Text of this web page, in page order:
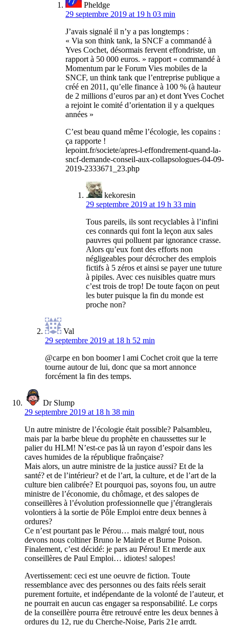
Pheldge
29 septembre 2019 at 19 h 03 min
J’avais signalé il n’y a pas longtemps :
« Via son think tank, la SNCF a commandé à
Yves Cochet, désormais fervent effondriste, un
rapport à 50 000 euros. » rapport « commandé à
Momentum par le Forum Vies mobiles de la
SNCF, un think tank que l’entreprise publique a
créé en 2011, qu’elle finance à 100 % (à hauteur
de 2 millions d’euros par an) et dont Yves Cochet
a rejoint le comité d’orientation il y a quelques
années »
C’est beau quand même l’écologie, les copains :
ça rapporte !
lepoint.fr/societe/apres-l-effondrement-quand-la-
sncf-demande-conseil-aux-collapsologues-04-09-
2019-2333671_23.php
kekoresin
29 septembre 2019 at 19 h 33 min
Tous pareils, ils sont recyclables à l’infini
ces connards qui font la leçon aux sales
pauvres qui polluent par ignorance crasse.
Alors qu’eux font des efforts non
négligeables pour décrocher des emplois
fictifs à 5 zéros et ainsi se payer une tuture
à pipiles. Avec ces nuisibles quatre murs
c’est trois de trop! De toute façon on peut
les buter puisque la fin du monde est
proche non?
Val
29 septembre 2019 at 18 h 52 min
@carpe en bon boomer l ami Cochet croit que la terre
tourne autour de lui, donc que sa mort annonce
forcément la fin des temps.
Dr Slump
29 septembre 2019 at 18 h 38 min
Un autre ministre de l’écologie était possible? Palsambleu,
mais par la barbe bleue du prophète en chaussettes sur le
palier du HLM! N’est-ce pas là un rayon d’espoir dans les
caves humides de la république fraônçaise?
Mais alors, un autre ministre de la justice aussi? Et de la
santé? et de l’intérieur? et de l’art, la culture, et de l’art de la
culture bien calibrée? Et pourquoi pas, soyons fou, un autre
ministre de l’économie, du chômage, et des salopes de
conseillères à l’évolution professionnelle que j’étranglerais
volontiers à la sortie de Pôle Emploi entre deux bennes à
ordures?
Ce n’est pourtant pas le Pérou… mais malgré tout, nous
devons nous coltiner Bruno le Mairde et Burne Poison.
Finalement, c’est décidé: je pars au Pérou! Et merde aux
conseillères de Paul Emploi… idiotes! salopes!
Avertissement: ceci est une oeuvre de fiction. Toute
ressemblance avec des personnes ou des faits réels serait
purement fortuite, et indépendante de la volonté de l’auteur, et
ne pourrait en aucun cas engager sa responsabilité. Le corps
de la conseillère pourra être retrouvé entre les deux bennes à
ordures du 12, rue du Cherche-Noise, Paris 21e arrdt.